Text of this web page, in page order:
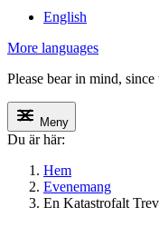
English
More languages
Please bear in mind,
Meny
Du är här:
Hem
Evenemang
En Katastrofalt